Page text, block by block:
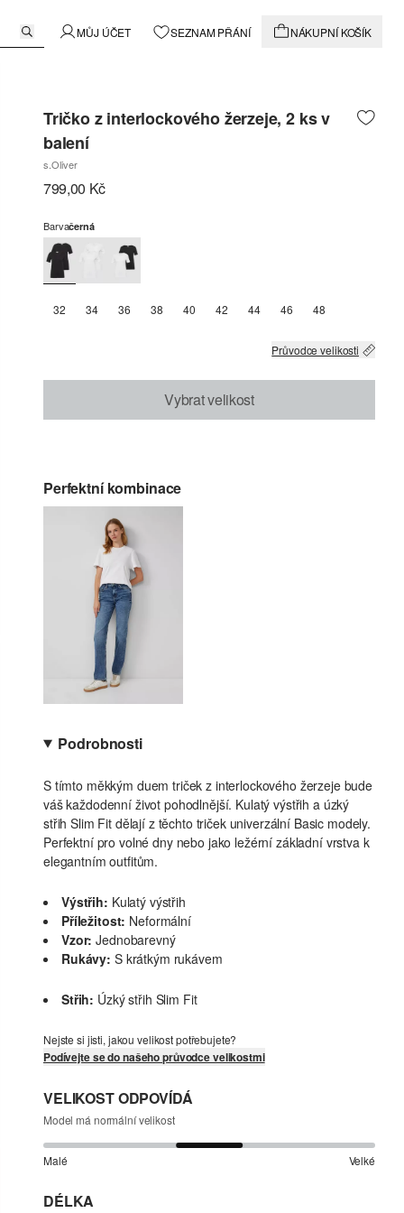
MŮJ ÚČET SEZNAM PŘÁNÍ NÁKUPNÍ KOŠÍK
Tričko z interlockového žerzeje, 2 ks v
balení
s.Oliver
799,00 Kč
Barvačerná
32 34 36 38 40 42 44 46 48
Průvodce velikosti
Vybrat velikost
Perfektní kombinace
Podrobnosti
S tímto měkkým duem triček z interlockového žerzeje bude
váš každodenní život pohodlnější. Kulatý výstřih a úzký
střih Slim Fit dělají z těchto triček univerzální Basic modely.
Perfektní pro volné dny nebo jako ležérní základní vrstva k
elegantním outfitům.
Výstřih: Kulatý výstřih
Příležitost: Neformální
Vzor: Jednobarevný
Rukávy: S krátkým rukávem
Střih: Úzký střih Slim Fit
Nejste si jisti, jakou velikost potřebujete?
Podívejte se do našeho průvodce velikostmi
VELIKOST ODPOVÍDÁ
Model má normální velikost
Malé Velké
DÉLKA